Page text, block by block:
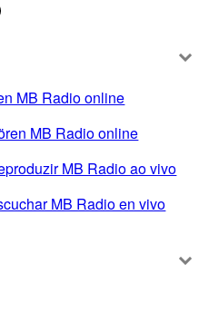
MB Radio online
MB Radio online
MB Radio ao vivo
MB Radio en vivo